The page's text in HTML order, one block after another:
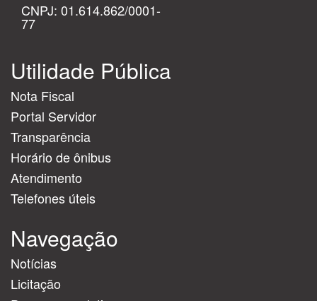
CNPJ: 01.614.862/0001-
77
Utilidade Pública
Nota Fiscal
Portal Servidor
Transparência
Horário de ônibus
Atendimento
Telefones úteis
Navegação
Notícias
Licitação